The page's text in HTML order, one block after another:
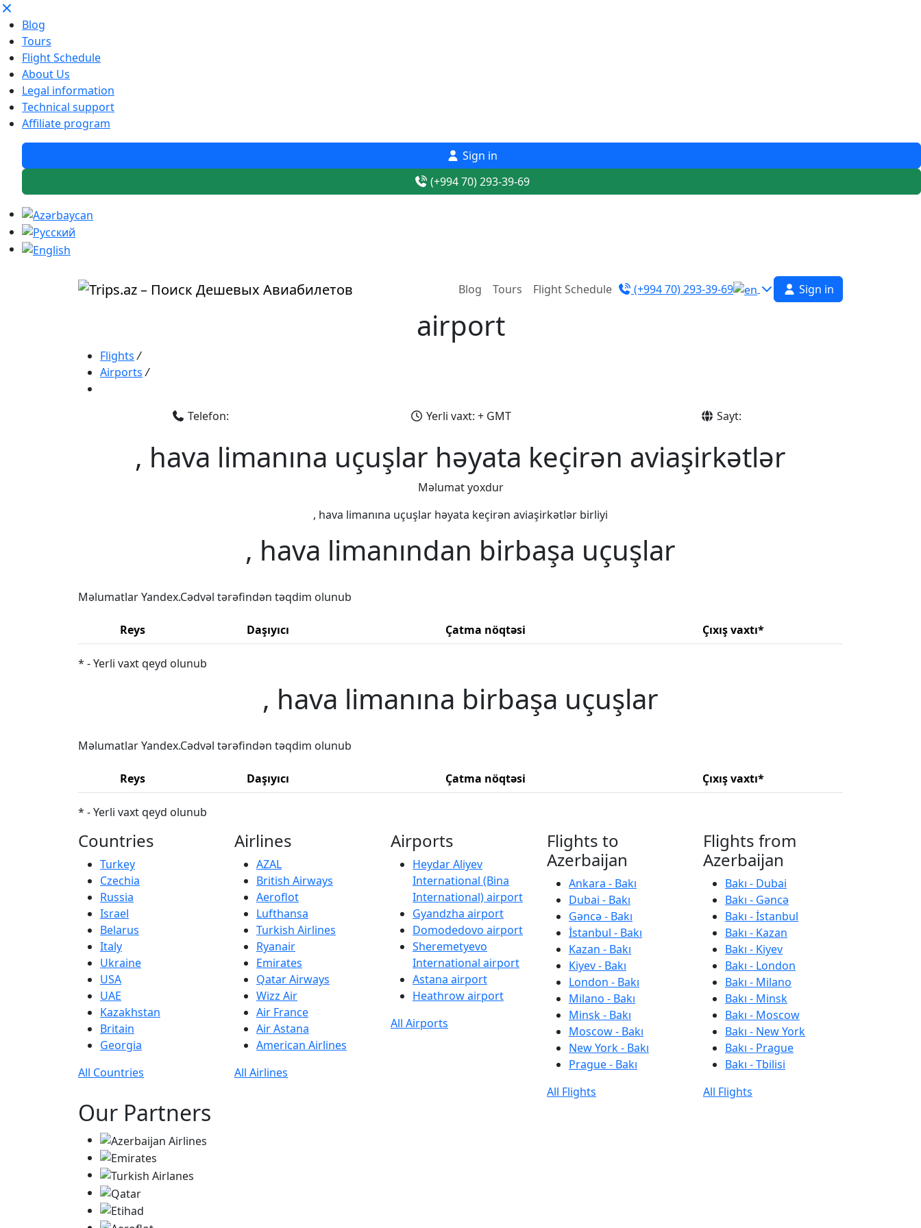
Blog
Tours
Flight Schedule
About Us
Legal information
Technical support
Affiliate program
Sign in
(+994 70) 293-39-69
Blog Tours Flight Schedule (+994 70) 293-39-69 Sign in
airport
Flights /
Airports /
Telefon: Yerli vaxt: + GMT Sayt:
, hava limanına uçuşlar həyata keçirən aviaşirkətlər
Məlumat yoxdur
, hava limanına uçuşlar həyata keçirən aviaşirkətlər birliyi
, hava limanından birbaşa uçuşlar
Məlumatlar Yandex.Cədvəl tərəfindən təqdim olunub
Reys Daşıyıcı Çatma nöqtəsi Çıxış vaxtı*
* - Yerli vaxt qeyd olunub
, hava limanına birbaşa uçuşlar
Məlumatlar Yandex.Cədvəl tərəfindən təqdim olunub
Reys Daşıyıcı Çatma nöqtəsi Çıxış vaxtı*
* - Yerli vaxt qeyd olunub
Countries
Turkey
Czechia
Russia
Israel
Belarus
Italy
Ukraine
USA
UAE
Kazakhstan
Britain
Georgia
All Countries
Airlines
AZAL
British Airways
Aeroflot
Lufthansa
Turkish Airlines
Ryanair
Emirates
Qatar Airways
Wizz Air
Air France
Air Astana
American Airlines
All Airlines
Airports
Heydar Aliyev
International (Bina
International) airport
Gyandzha airport
Domodedovo airport
Sheremetyevo
International airport
Astana airport
Heathrow airport
All Airports
Flights to
Azerbaijan
Ankara - Bakı
Dubai - Bakı
Gəncə - Bakı
İstanbul - Bakı
Kazan - Bakı
Kiyev - Bakı
London - Bakı
Milano - Bakı
Minsk - Bakı
Moscow - Bakı
New York - Bakı
Prague - Bakı
All Flights
Flights from
Azerbaijan
Bakı - Dubai
Bakı - Gəncə
Bakı - İstanbul
Bakı - Kazan
Bakı - Kiyev
Bakı - London
Bakı - Milano
Bakı - Minsk
Bakı - Moscow
Bakı - New York
Bakı - Prague
Bakı - Tbilisi
All Flights
Our Partners